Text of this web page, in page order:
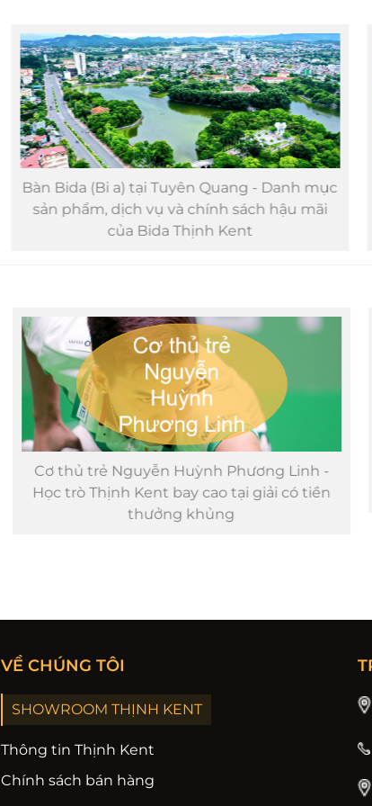
Bàn Bida (Bi a) tại Tuyên Quang - Danh mục
sản phẩm, dịch vụ và chính sách hậu mãi
của Bida Thịnh Kent
Cơ thủ trẻ Nguyễn Huỳnh Phương Linh -
Học trò Thịnh Kent bay cao tại giải có tiền
thưởng khủng
VỀ CHÚNG TÔI
SHOWROOM THỊNH KENT
Thông tin Thịnh Kent
Chính sách bán hàng